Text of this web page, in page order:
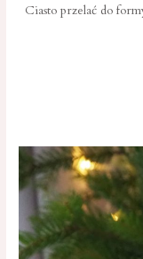
Ciasto przelać do